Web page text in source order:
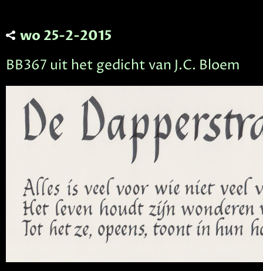
wo 25-2-2015
BB367 uit het gedicht van J.C. Bloem